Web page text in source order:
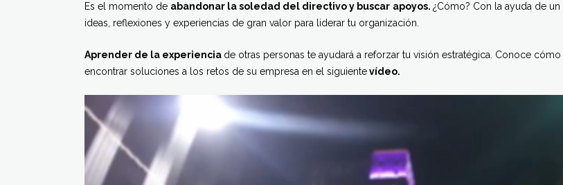
Es el momento de abandonar la soledad del directivo y buscar apoyos. ¿Cómo? Con la ayuda de un
ideas, reflexiones y experiencias de gran valor para liderar tu organización.
Aprender de la experiencia de otras personas te ayudará a reforzar tu visión estratégica. Conoce cómo
encontrar soluciones a los retos de su empresa en el siguientevídeo.